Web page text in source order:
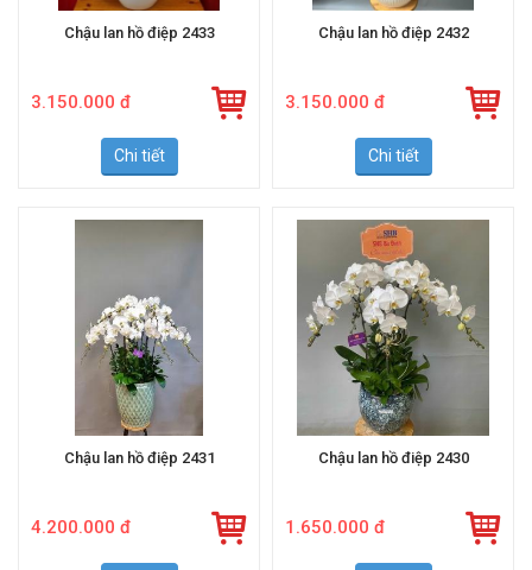
Chậu lan hồ điệp 2433
Chi tiết
Chậu lan hồ điệp 2432
Chi tiết
Chậu lan hồ điệp 2431 Chậu lan hồ điệp 2430